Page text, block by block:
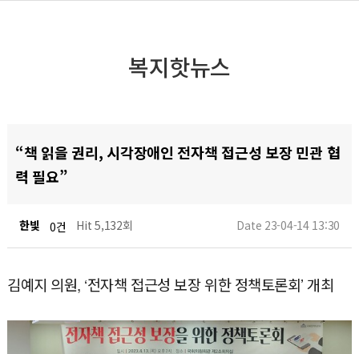
복지핫뉴스
“책 읽을 권리, 시각장애인 전자책 접근성 보장 민관 협
력 필요”
한빛 0건 Hit 5,132회 Date 23-04-14 13:30
김예지 의원, ‘전자책 접근성 보장 위한 정책토론회’ 개최